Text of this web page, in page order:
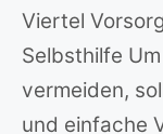
Viertel
Selbsthilfe
vermeiden,
und einfache